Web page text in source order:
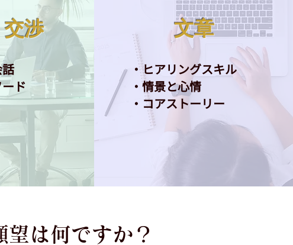
渉
ド
文章
・ヒアリングスキル
・情景と心情
​・コアストーリー
望は何ですか？